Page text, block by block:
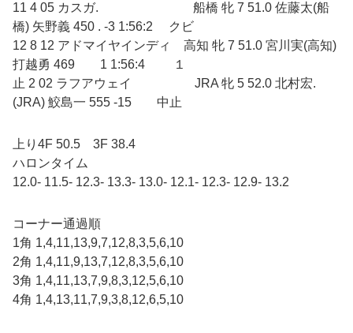
11 4 05 カスガ. 船橋 牝 7 51.0 佐藤太(船
橋) 矢野義 450 . -3 1:56:2 クビ
12 8 12 アドマイヤインディ 高知 牝 7 51.0 宮川実(高知)
打越勇 469 1 1:56:4 １
止 2 02 ラフアウェイ JRA 牝 5 52.0 北村宏.
(JRA) 鮫島一 555 -15 中止
上り4F 50.5 3F 38.4
ハロンタイム
12.0- 11.5- 12.3- 13.3- 13.0- 12.1- 12.3- 12.9- 13.2
コーナー通過順
1角 1,4,11,13,9,7,12,8,3,5,6,10
2角 1,4,11,9,13,7,12,8,3,5,6,10
3角 1,4,11,13,7,9,8,3,12,5,6,10
4角 1,4,13,11,7,9,3,8,12,6,5,10